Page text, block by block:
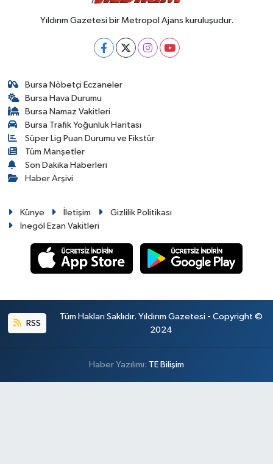
Yıldırım Gazetesi bir Metropol Ajans kuruluşudur.
Bursa Nöbetçi Eczaneler
Bursa Hava Durumu
Bursa Namaz Vakitleri
Bursa Trafik Yoğunluk Haritası
Süper Lig Puan Durumu ve Fikstür
Tüm Manşetler
Son Dakika Haberleri
Haber Arşivi
Künye İletişim
Gizlilik Politikası
İnegöl Ezan Vakitleri
RSS
Tüm Hakları Saklıdır. Yıldırım Gazetesi - Copyright ©
2024
Haber Yazılımı: TE Bilişim